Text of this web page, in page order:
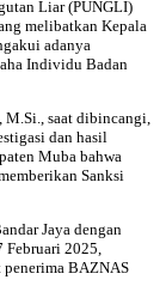
Liar (PUNGLI)
melibatkan Kepala
adanya
Individu Badan
M.Si., saat dibincangi,
dan hasil
Muba bahwa
Sanksi
Jaya dengan
Februari 2025,
penerima BAZNAS